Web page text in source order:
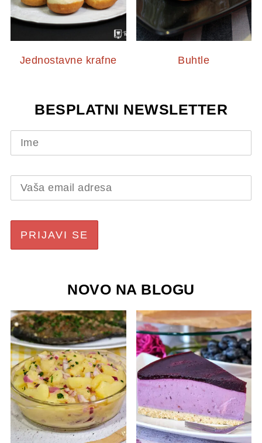
Jednostavne krafne Buhtle
BESPLATNI NEWSLETTER
NOVO NA BLOGU